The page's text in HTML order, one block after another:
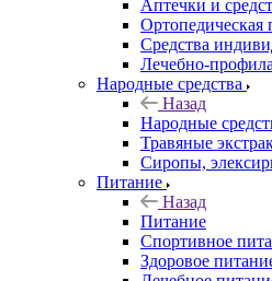
Аптечки и
Ортопедическая
Средства
Лечебно-
Народные средства
Назад
Народные
Травяные
Сиропы,
Питание
Назад
Питание
Спортивное
Здоровое